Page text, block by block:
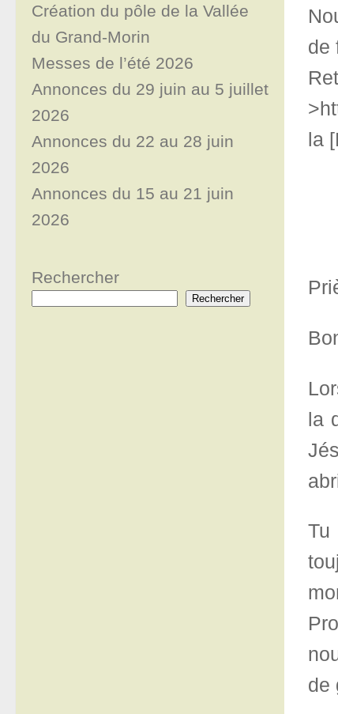
de
la
la
Tu
de
Création du pôle de la Vallée
du Grand-Morin
Messes de l’été 2026
Annonces du 29 juin au 5 juillet
2026
Annonces du 22 au 28 juin
2026
Annonces du 15 au 21 juin
2026
Rechercher
Rechercher